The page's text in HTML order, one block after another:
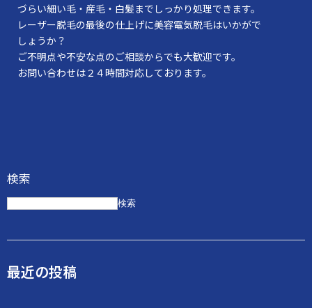
づらい細い毛・産毛・白髪までしっかり処理できます。
レーザー脱毛の最後の仕上げに美容電気脱毛はいかがで
しょうか？
ご不明点や不安な点のご相談からでも大歓迎です。
お問い合わせは２４時間対応しております。
検索
検索
最近の投稿